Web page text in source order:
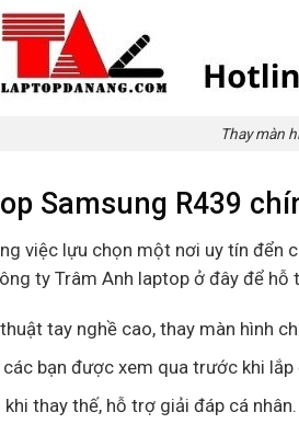
Thay màn
Samsung R439
việc lựu chọn một nơi uy tín đển
ty Trâm Anh laptop ở đây để
tay nghề cao, thay màn hình
bạn được xem qua trước khi lắp
thay thế, hỗ trợ giải đáp cá nhân.